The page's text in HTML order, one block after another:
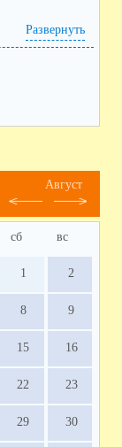
Развернуть
Август
сб вс
1 2
8 9
15 16
22 23
29 30